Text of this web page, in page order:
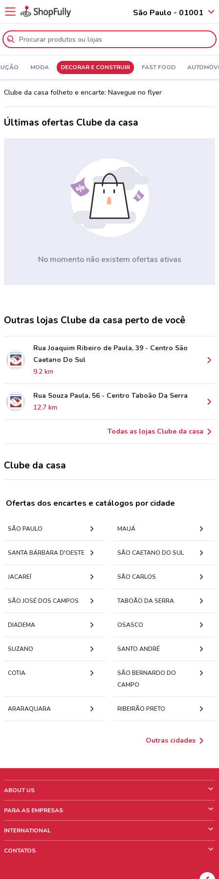
São Paulo - 01001
MODA DECORAR E CONSTRUIR FAST FOOD
Clube da casa folheto e encarte: Navegue no flyer
Últimas ofertas Clube da casa
No momento não existem ofertas ativas
Outras lojas Clube da casa perto de você
Rua Joaquim Ribeiro de Paula, 39 - Centro São
Caetano Do Sul
9.2 km
Rua Souza Paula, 56 - Centro Taboão Da Serra
12.7 km
Todas as lojas Clube da casa
Clube da casa
Ofertas dos encartes e catálogos por cidade
SÃO PAULO MAUÁ
SANTA BÁRBARA D'OESTE SÃO CAETANO DO SUL
JACAREÍ SÃO CARLOS
SÃO JOSÉ DOS CAMPOS TABOÃO DA SERRA
DIADEMA OSASCO
SUZANO SANTO ANDRÉ
COTIA
SÃO BERNARDO DO
CAMPO
ARARAQUARA RIBEIRÃO PRETO
Outras cidades
ABOUT US
Quem Somos
Trabalhe conosco
PARA AS EMPRESAS
Informações comerciais
INTERNATIONAL
CONTATOS